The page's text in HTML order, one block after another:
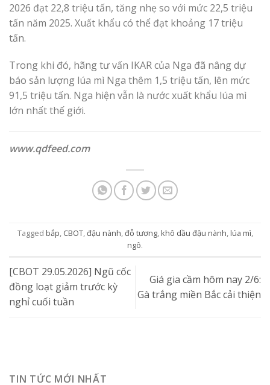
2026 đạt 22,8 triệu tấn, tăng nhẹ so với mức 22,5 triệu
tấn năm 2025. Xuất khẩu có thể đạt khoảng 17 triệu
tấn.
Trong khi đó, hãng tư vấn IKAR của Nga đã nâng dự
báo sản lượng lúa mì Nga thêm 1,5 triệu tấn, lên mức
91,5 triệu tấn. Nga hiện vẫn là nước xuất khẩu lúa mì
lớn nhất thế giới.
www.qdfeed.com
Tagged bắp, CBOT,đậu nành,đỗ tương, khô dầu đậu nành, lúa mì,
ngô.
[CBOT 29.05.2026] Ngũ cốc
đồng loạt giảm trước kỳ
nghỉ cuối tuần
Giá gia cầm hôm nay 2/6:
Gà trắng miền Bắc cải thiện
TIN TỨC MỚI NHẤT